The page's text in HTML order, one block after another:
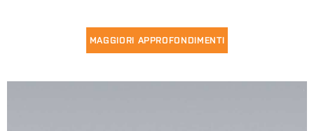
MAGGIORI APPROFONDIMENTI